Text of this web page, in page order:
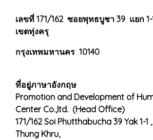
เลขที่ 171/162 ซอยพุทธบูชา 39 แยก
เขตทุ่งครุ
กรุงเทพมหานคร 10140
ที่อยู่ภาษาอังกฤษ
Promotion and Development of
Center Co.,ltd. (Head Office)
171/162 Soi Phutthabucha 39 Yak 1-1
Thung Khru,